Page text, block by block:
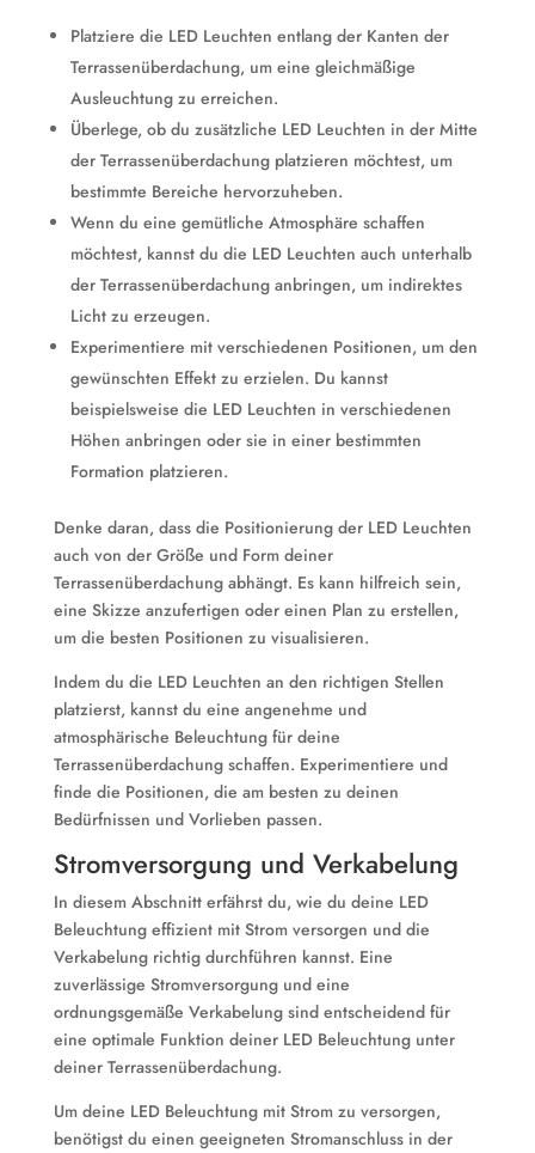
Platziere die LED Leuchten entlang der Kanten der
Terrassenüberdachung, um eine gleichmäßige
Ausleuchtung zu erreichen.
Überlege, ob du zusätzliche LED Leuchten in der Mitte
der Terrassenüberdachung platzieren möchtest, um
bestimmte Bereiche hervorzuheben.
Wenn du eine gemütliche Atmosphäre schaffen
möchtest, kannst du die LED Leuchten auch unterhalb
der Terrassenüberdachung anbringen, um indirektes
Licht zu erzeugen.
Experimentiere mit verschiedenen Positionen, um den
gewünschten Effekt zu erzielen. Du kannst
beispielsweise die LED Leuchten in verschiedenen
Höhen anbringen oder sie in einer bestimmten
Formation platzieren.
Denke daran, dass die Positionierung der LED Leuchten
auch von der Größe und Form deiner
Terrassenüberdachung abhängt. Es kann hilfreich sein,
eine Skizze anzufertigen oder einen Plan zu erstellen,
um die besten Positionen zu visualisieren.
Indem du die LED Leuchten an den richtigen Stellen
platzierst, kannst du eine angenehme und
atmosphärische Beleuchtung für deine
Terrassenüberdachung schaffen. Experimentiere und
finde die Positionen, die am besten zu deinen
Bedürfnissen und Vorlieben passen.
Stromversorgung und Verkabelung
In diesem Abschnitt erfährst du, wie du deine LED
Beleuchtung effizient mit Strom versorgen und die
Verkabelung richtig durchführen kannst. Eine
zuverlässige Stromversorgung und eine
ordnungsgemäße Verkabelung sind entscheidend für
eine optimale Funktion deiner LED Beleuchtung unter
deiner Terrassenüberdachung.
Um deine LED Beleuchtung mit Strom zu versorgen,
benötigst du einen geeigneten Stromanschluss in der